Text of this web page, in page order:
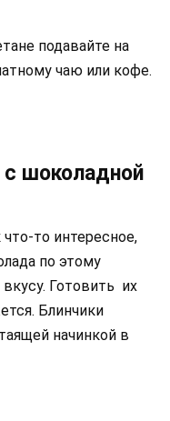
подавайте на
чаю или кофе.
с шоколадной
то интересное,
по этому
Готовить их
Блинчики
начинкой в